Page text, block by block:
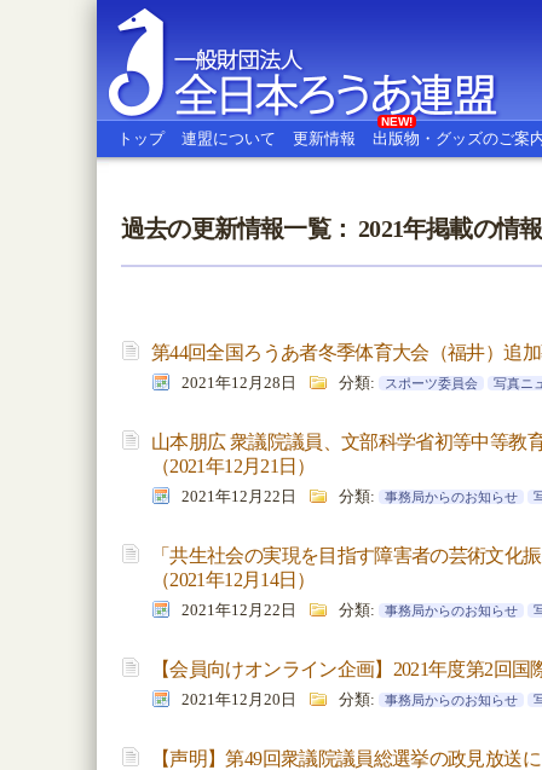
全日本ろうあ連盟
トップ 連盟について 更新情報 出版物・グッズのご案
NEW!
過去の更新情報一覧： 2021年掲載の情報
第44回全国ろうあ者冬季体育大会（福井）追
2021年12月28日 分類: スポーツ委員会 写真ニ
山本朋広 衆議院議員、文部科学省初等中等教
（2021年12月21日）
2021年12月22日 分類: 事務局からのお知らせ
「共生社会の実現を目指す障害者の芸術文化
（2021年12月14日）
2021年12月22日 分類: 事務局からのお知らせ
【会員向けオンライン企画】2021年度第2回
2021年12月20日 分類: 事務局からのお知らせ
【声明】第49回衆議院議員総選挙の政見放送